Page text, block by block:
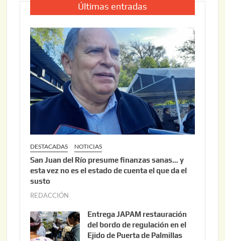
Últimas entradas
DESTACADAS NOTICIAS
San Juan del Río presume finanzas sanas… y
esta vez no es el estado de cuenta el que da el
susto
REDACCIÓN
o
s
Entrega JAPAM restauración
del bordo de regulación en el
Ejido de Puerta de Palmillas